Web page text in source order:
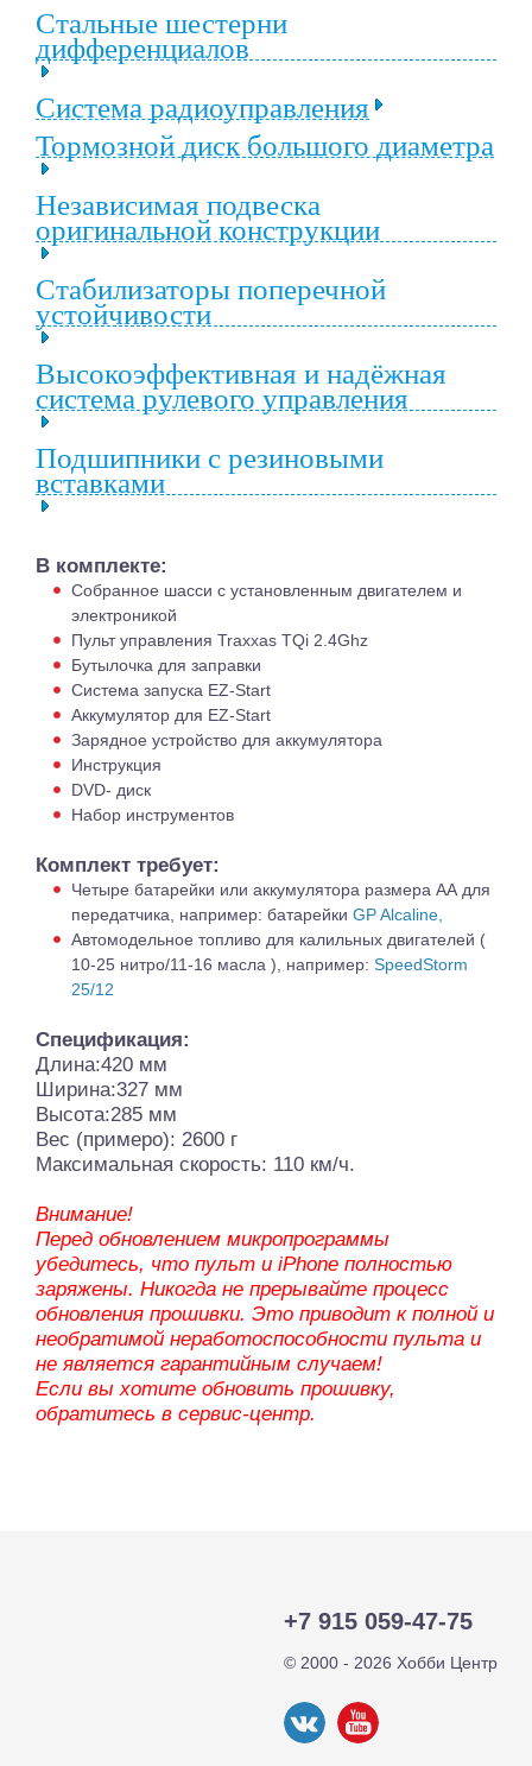
Стальные шестерни
дифференциалов
Система радиоуправления
Тормозной диск большого диаметра
Независимая подвеска
оригинальной конструкции
Стабилизаторы поперечной
устойчивости
Высокоэффективная и надёжная
система рулевого управления
Подшипники с резиновыми
вставками
В комплекте:
Собранное шасси с установленным двигателем и
электроникой
Пульт управления Traxxas TQi 2.4Ghz
Бутылочка для заправки
Система запуска EZ-Start
Аккумулятор для EZ-Start
Зарядное устройство для аккумулятора
Инструкция
DVD- диск
Набор инструментов
Комплект требует:
Четыре батарейки или аккумулятора размера АА для
передатчика, например: батарейки GP Alcaline,
Автомодельное топливо для калильных двигателей (
10-25 нитро/11-16 масла ), например: SpeedStorm
25/12
Спецификация:
Длина:420 мм
Ширина:327 мм
Высота:285 мм
Вес (примеро): 2600 г
Максимальная скорость: 110 км/ч.
Внимание!
Перед обновлением микропрограммы
убедитесь, что пульт и iPhone полностью
заряжены. Никогда не прерывайте процесс
обновления прошивки. Это приводит к полной и
необратимой неработоспособности пульта и
не является гарантийным случаем!
Если вы хотите обновить прошивку,
обратитесь в сервис-центр.
+7 915 059-47-75
© 2000 - 2026 Хобби Центр